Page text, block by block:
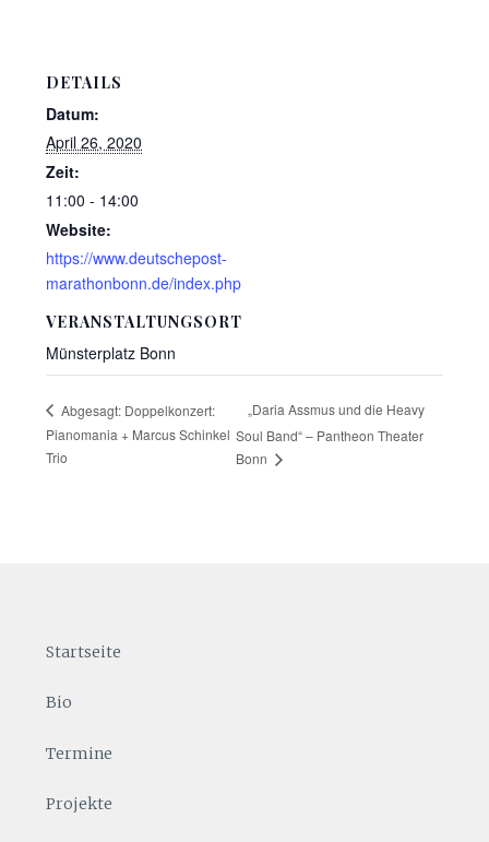
DETAILS
Datum:
April 26, 2020
Zeit:
11:00 - 14:00
Website:
https://www.deutschepost-
marathonbonn.de/index.php
VERANSTALTUNGSORT
Münsterplatz Bonn
Abgesagt: Doppelkonzert:
Pianomania + Marcus Schinkel
Trio
„Daria Assmus und die Heavy
Soul Band“ – Pantheon Theater
Bonn
Startseite
Bio
Termine
Projekte